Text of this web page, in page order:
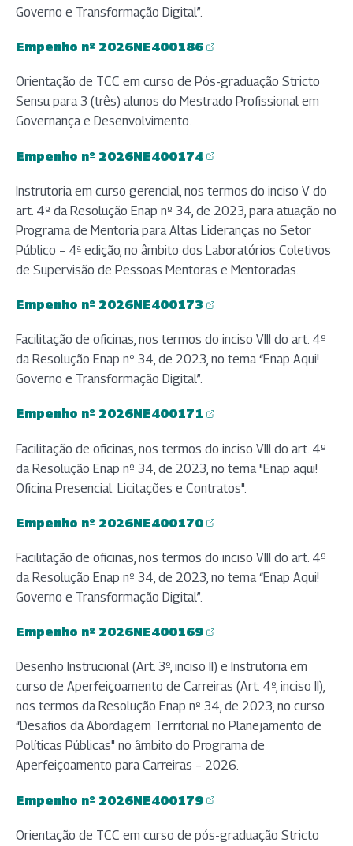
Governo e Transformação Digital”.
Empenho nº 2026NE400186
(abre em nova aba)
Orientação de TCC em curso de Pós-graduação Stricto
Sensu para 3 (três) alunos do Mestrado Profissional em
Governança e Desenvolvimento.
Empenho nº 2026NE400174
(abre em nova aba)
Instrutoria em curso gerencial, nos termos do inciso V do
art. 4º da Resolução Enap nº 34, de 2023, para atuação no
Programa de Mentoria para Altas Lideranças no Setor
Público – 4ª edição, no âmbito dos Laboratórios Coletivos
de Supervisão de Pessoas Mentoras e Mentoradas.
Empenho nº 2026NE400173
(abre em nova aba)
Facilitação de oficinas, nos termos do inciso VIII do art. 4º
da Resolução Enap nº 34, de 2023, no tema “Enap Aqui!
Governo e Transformação Digital”.
Empenho nº 2026NE400171
(abre em nova aba)
Facilitação de oficinas, nos termos do inciso VIII do art. 4º
da Resolução Enap nº 34, de 2023, no tema "Enap aqui!
Oficina Presencial: Licitações e Contratos".
Empenho nº 2026NE400170
(abre em nova aba)
Facilitação de oficinas, nos termos do inciso VIII do art. 4º
da Resolução Enap nº 34, de 2023, no tema “Enap Aqui!
Governo e Transformação Digital”.
Empenho nº 2026NE400169
(abre em nova aba)
Desenho Instrucional (Art. 3º, inciso II) e Instrutoria em
curso de Aperfeiçoamento de Carreiras (Art. 4º, inciso II),
nos termos da Resolução Enap nº 34, de 2023, no curso
“Desafios da Abordagem Territorial no Planejamento de
Políticas Públicas" no âmbito do Programa de
Aperfeiçoamento para Carreiras – 2026.
Empenho nº 2026NE400179
(abre em nova aba)
Orientação de TCC em curso de pós-graduação Stricto